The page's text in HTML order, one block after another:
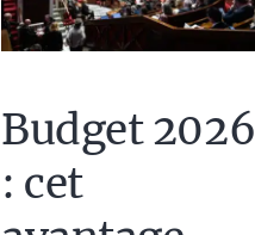
Budget 2026
: cet